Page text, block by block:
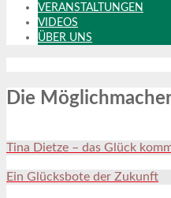
VERANSTALTUNGEN
VIDEOS
ÜBER UNS
Die
Tina Dietze – das Glück
Ein Glücksbote der Zukunft